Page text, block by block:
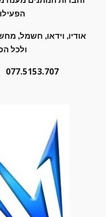
אודיו, וידאו, חשמל,
ולכל
077.5153.707